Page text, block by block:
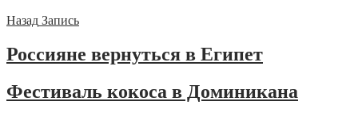
Назад Запись
Россияне вернуться в Египет
Фестиваль кокоса в Доминикана